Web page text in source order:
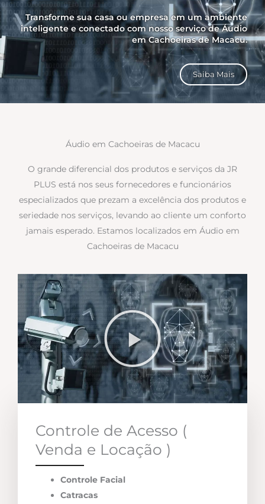
Transforme sua casa ou empresa em um ambiente
inteligente e conectado com nosso serviço de Áudio
em Cachoeiras de Macacu.
Saiba Mais
Áudio em Cachoeiras de Macacu
O grande diferencial dos produtos e serviços da JR
PLUS está nos seus fornecedores e funcionários
especializados que prezam a excelência dos produtos e
seriedade nos serviços, levando ao cliente um conforto
jamais esperado. Estamos localizados em Áudio em
Cachoeiras de Macacu
Controle de Acesso (
Venda e Locação )
Controle Facial
Catracas